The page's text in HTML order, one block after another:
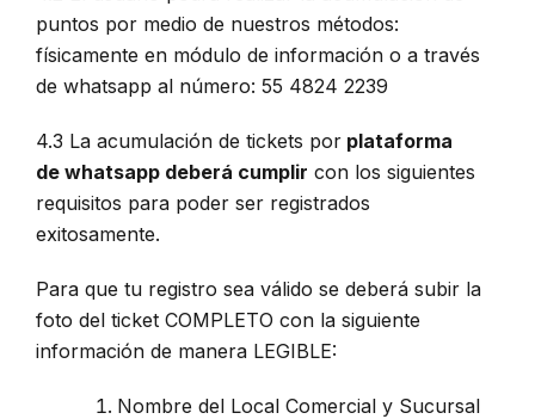
puntos por medio de nuestros métodos:
físicamente en módulo de información o a través
de whatsapp al número: 55 4824 2239
4.3 La acumulación de tickets por plataforma
de whatsapp deberá cumplir con los siguientes
requisitos para poder ser registrados
exitosamente.
Para que tu registro sea válido se deberá subir la
foto del ticket COMPLETO con la siguiente
información de manera LEGIBLE:
Nombre del Local Comercial y Sucursal